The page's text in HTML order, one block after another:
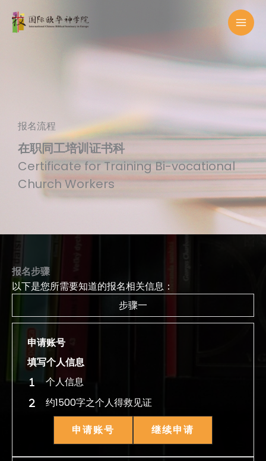
content
报名流程
在职同工培训证书科
Certificate for Training Bi-vocational
Church Workers
报名步骤
以下是您所需要知道的报名相关信息：
步骤一
申请账号
填写个人信息
个人信息
约1500字之个人得救见证
申请账号
继续申请